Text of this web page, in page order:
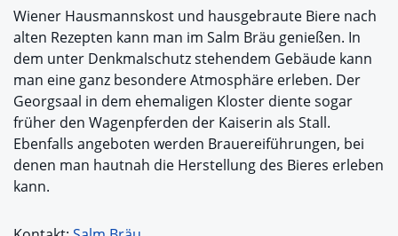
Wiener Hausmannskost und hausgebraute Biere nach
alten Rezepten kann man im Salm Bräu genießen. In
dem unter Denkmalschutz stehendem Gebäude kann
man eine ganz besondere Atmosphäre erleben. Der
Georgsaal in dem ehemaligen Kloster diente sogar
früher den Wagenpferden der Kaiserin als Stall.
Ebenfalls angeboten werden Brauereiführungen, bei
denen man hautnah die Herstellung des Bieres erleben
kann.